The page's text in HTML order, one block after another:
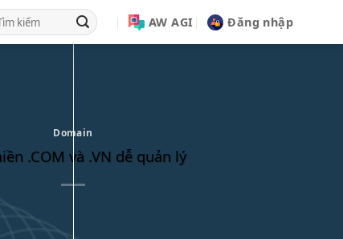
AW AGI Đăng nhập
Domain
.COM và .VN dễ quản lý